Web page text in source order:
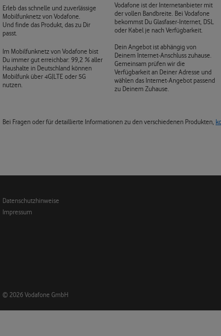
Erleb das schnelle und zuverlässige
Mobilfunknetz von Vodafone.
Und finde das Produkt, das zu Dir
passt.
Im Mobilfunknetz von Vodafone bist
Du immer gut erreichbar: 99,2 % aller
Haushalte in Deutschland können
Mobilfunk über 4G|LTE oder 5G
nutzen.
Vodafone ist der Internetanbieter mit
der vollen Bandbreite. Bei Vodafone
bekommst Du Glasfaser-Internet, DSL
oder Kabel je nach Verfügbarkeit.
Dein Angebot ist abhängig von
Deinem Internet-Anschluss zuhause.
Gemeinsam prüfen wir die
Verfügbarkeit an Deiner Adresse und
wählen das Internet-Angebot passend
zu Deinem Zuhause.
Bei Fragen oder für detaillierte Informationen zu den verschiedenen Produkten,
Datenschutzhinweise
Impressum
© 2026 Vodafone GmbH